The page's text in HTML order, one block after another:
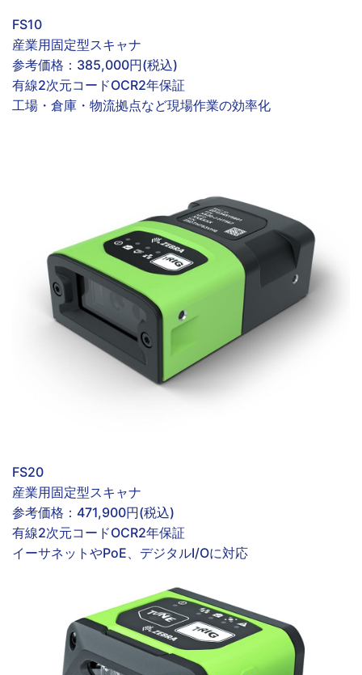
FS10
産業用固定型スキャナ
参考価格： 385,000円(税込)
有線2次元コードOCR2年保証
工場・倉庫・物流拠点など現場作業の効率化
FS20
産業用固定型スキャナ
参考価格： 471,900円(税込)
有線2次元コードOCR2年保証
イーサネットやPoE、デジタルI/Oに対応